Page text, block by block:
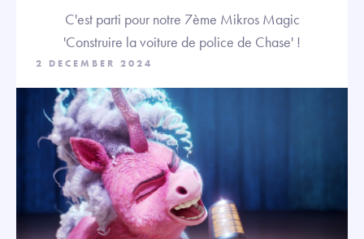
C'est parti pour notre 7ème Mikros Magic
'Construire la voiture de police de Chase' !
2 DECEMBER 2024